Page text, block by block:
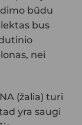
būdu
bus
nei
(žalia) turi
yra saugi